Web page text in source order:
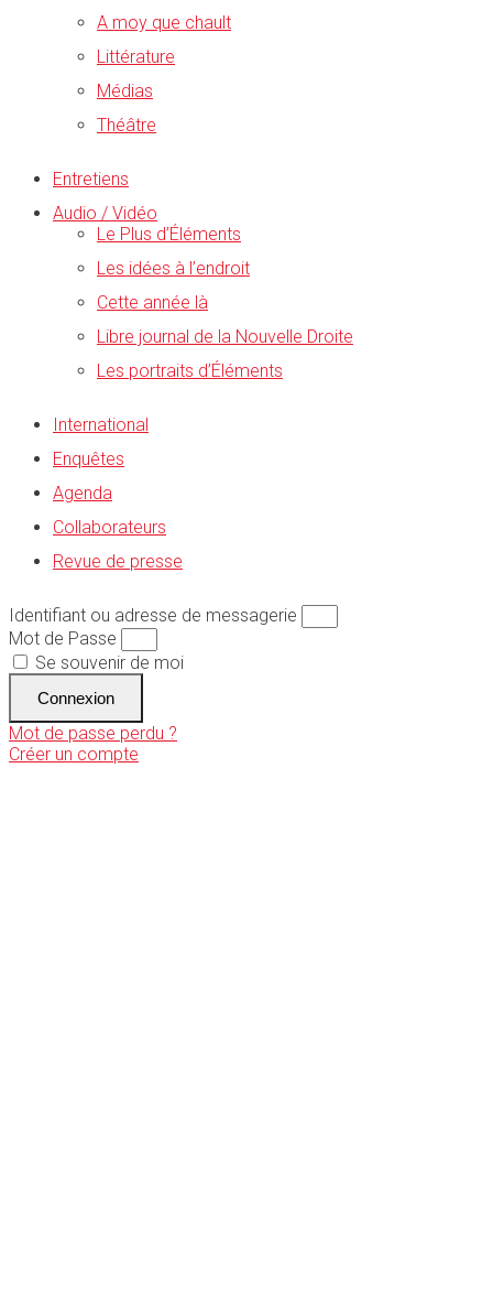
A moy que chault
Littérature
Médias
Théâtre
Entretiens
Audio / Vidéo
Le Plus d’Éléments
Les idées à l’endroit
Cette année là
Libre journal de la Nouvelle Droite
Les portraits d’Éléments
International
Enquêtes
Agenda
Collaborateurs
Revue de presse
Identifiant ou adresse de messagerie
Mot de Passe
Se souvenir de moi
Connexion
Mot de passe perdu ?
Créer un compte